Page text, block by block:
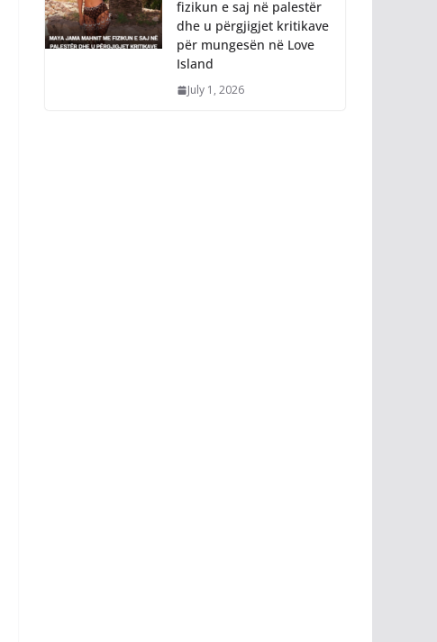
fizikun e saj në palestër
dhe u përgjigjet kritikave
për mungesën në Love
Island
July 1, 2026